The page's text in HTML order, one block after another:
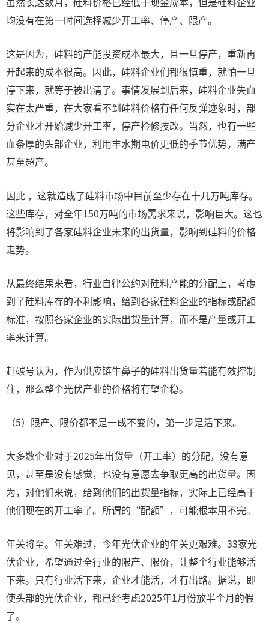
均没有在第一时间选择减少开工率、停产、限产。
这是因为，硅料的产能投资成本最大，且一旦停产，重新再
开起来的成本很高。因此，硅料企业们都很慎重，就怕一旦
停下来，就等于被出清了。事情发展到后来，硅料企业失血
实在太严重，在大家看不到硅料价格有任何反弹迹象时，部
分企业才开始减少开工率，停产检修技改。当然，也有一些
血条厚的头部企业，利用丰水期电价更低的季节优势，满产
甚至超产。
因此 ，这就造成了硅料市场中目前至少存在十几万吨库存。
这些库存，对全年150万吨的市场需求来说，影响巨大。这也
将影响到了各家硅料企业未来的出货量，影响到硅料的价格
走势。
从最终结果来看，行业自律公约对硅料产能的分配上，考虑
到了硅料库存的不利影响，给到各家硅料企业的指标或配额
标准，按照各家企业的实际出货量计算，而不是产量或开工
率来计算。
赶碳号认为，作为供应链牛鼻子的硅料出货量若能有效控制
住，那么整个光伏产业的价格将有望企稳。
（5）限产、限价都不是一成不变的，第一步是活下来。
大多数企业对于2025年出货量（开工率）的分配，没有意
见，甚至是没有感觉，也没有意愿去争取更高的出货量。因
为，对他们来说，给到他们的出货量指标，实际上已经高于
他们现在的开工率了。所谓的“配额”，可能根本用不完。
年关将至。年关难过，今年光伏企业的年关更艰难。33家光
伏企业，希望通过全行业的限产、限价，让整个行业能够活
下来。只有行业活下来，企业才能活，才有出路。据说，即
使头部的光伏企业，都已经考虑2025年1月份放半个月的假
了。